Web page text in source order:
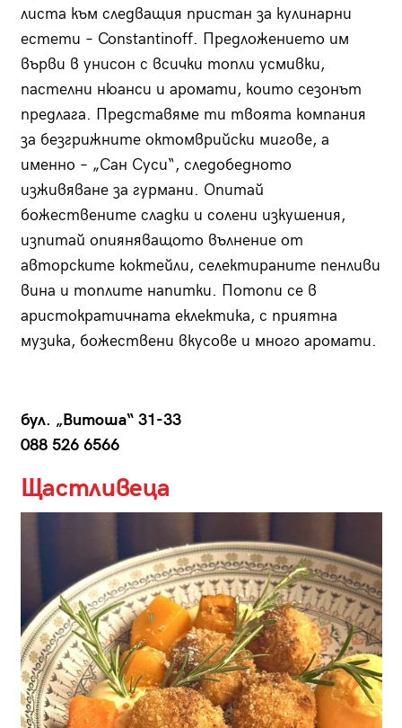
листа към следващия пристан за кулинарни
естети – Constantinoff. Предложението им
върви в унисон с всички топли усмивки,
пастелни нюанси и аромати, които сезонът
предлага. Представяме ти твоята компания
за безгрижните октомврийски мигове, а
именно – „Сан Суси“, следобедното
изживяване за гурмани. Опитай
божествените сладки и солени изкушения,
изпитай опияняващото вълнение от
авторските коктейли, селектираните пенливи
вина и топлите напитки. Потопи се в
аристократичната еклектика, с приятна
музика, божествени вкусове и много аромати.
бул. „Витоша“ 31-33
088 526 6566
Щастливеца